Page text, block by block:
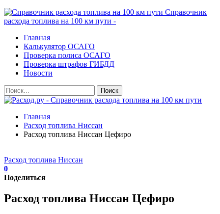
Справочник
расхода топлива на 100 км пути -
Главная
Калькулятор ОСАГО
Проверка полиса ОСАГО
Проверка штрафов ГИБДД
Новости
Главная
Расход топлива Ниссан
Расход топлива Ниссан Цефиро
Расход топлива Ниссан
0
Поделиться
Расход топлива Ниссан Цефиро